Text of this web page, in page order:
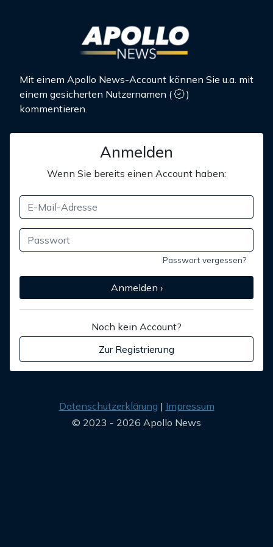
Mit einem Apollo News-Account können Sie u.a. mit
einem gesicherten Nutzernamen (
)
kommentieren.
Anmelden
Wenn Sie bereits einen Account haben:
Passwort vergessen?
Anmelden ›
Noch kein Account?
Zur Registrierung
Datenschutzerklärung
Impressum
© 2023 - 2026 Apollo News